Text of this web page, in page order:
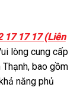
17 17 17 (Liên
lòng cung cấp
bao gồm
năng phủ